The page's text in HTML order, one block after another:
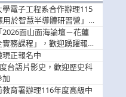
電子工程系合作辦理115
於智慧半導體研習營」，
面山面海論壇－花蓮
務課程」，歡迎踴躍報名
現正報名中
台語片影史，歡迎歷史科
加
育署辦理116年度高級中